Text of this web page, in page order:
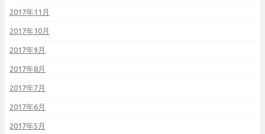
2017年11月
2017年10月
2017年9月
2017年8月
2017年7月
2017年6月
2017年5月